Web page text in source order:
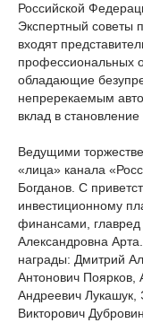
Российской
Экспертный советы
входят
профессиональных
обладающие
непререкаемым
вклад в
Ведущими
«лица» канала
Богданов. С
инвестиционному
финансами,
Александровна
награды: Дмитрий
Антонович Поярков,
Андреевич Лукашук,
Викторович